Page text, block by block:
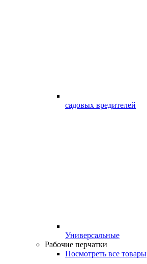
садовых вредителей
Универсальные
Рабочие перчатки
Посмотреть все товары